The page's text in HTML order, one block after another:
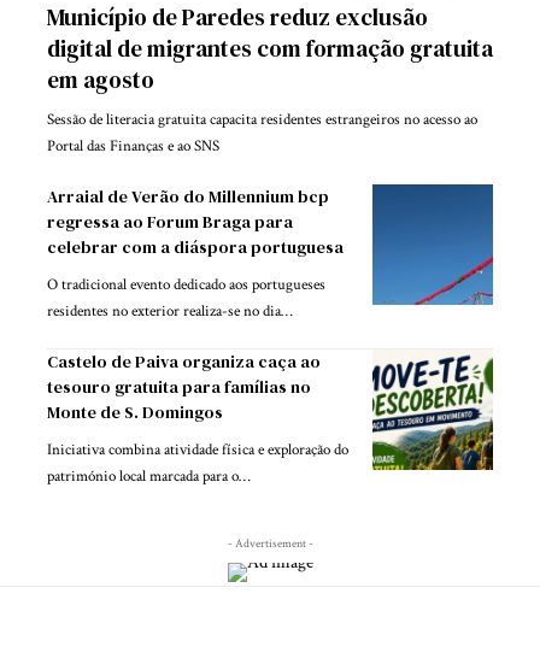
Município de Paredes reduz exclusão
digital de migrantes com formação gratuita
em agosto
Sessão de literacia gratuita capacita residentes estrangeiros no acesso ao
Portal das Finanças e ao SNS
Arraial de Verão do Millennium bcp
regressa ao Forum Braga para
celebrar com a diáspora portuguesa
O tradicional evento dedicado aos portugueses
residentes no exterior realiza-se no dia…
Castelo de Paiva organiza caça ao
tesouro gratuita para famílias no
Monte de S. Domingos
Iniciativa combina atividade física e exploração do
património local marcada para o…
- Advertisement -